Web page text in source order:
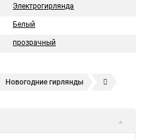
Электрогирлянда
Белый
прозрачный
Новогодние гирлянды